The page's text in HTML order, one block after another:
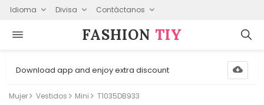
Idioma Divisa Contáctanos
FASHION⁠ TIY
Download app and enjoy extra discount
Mujer Vestidos Mini T1035DB933